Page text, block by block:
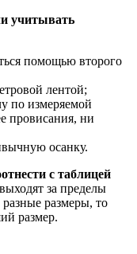
учитывать
помощью второго
лентой;
по измеряемой
провисания, ни
осанку.
с таблицей
за пределы
размеры, то
размер.